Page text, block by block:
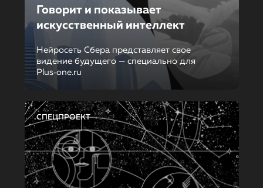
Говорит и показывает
искусственный интеллект
Нейросеть Сбера представляет свое
видение будущего — специально для
Plus‑one.ru
СПЕЦПРОЕКТ